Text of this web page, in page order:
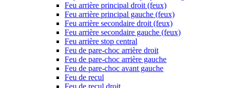
Feu arrière principal droit (feux)
Feu arrière principal gauche (feux)
Feu arrière secondaire droit (feux)
Feu arrière secondaire gauche (feux)
Feu arrière stop central
Feu de pare-choc arrière droit
Feu de pare-choc arrière gauche
Feu de pare-choc avant gauche
Feu de recul
Feu de recul droit